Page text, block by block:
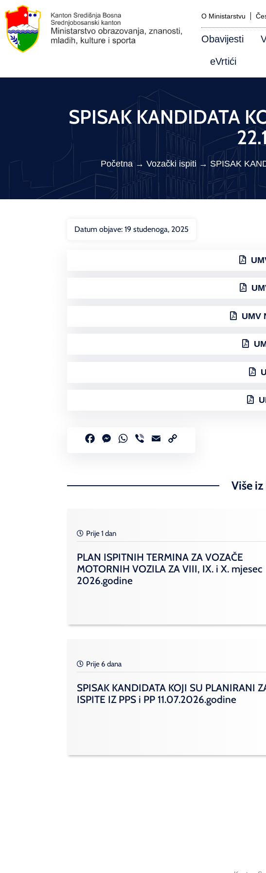
O Ministarstvu
Obavijesti
eVrtići
SPISAK KANDIDATA
Početna→ Vozački ispiti → SPISAK
Datum objave: 19 studenoga, 2025
UMV
FacebookMessenger
WhatsApp
Viber Email
Više
Prije 1 dan
PLAN ISPITNIH TERMINA ZA VOZAČE
MOTORNIH VOZILA ZA VIII, IX. i X. mjesec
2026.godine
Prije 6 dana
SPISAK KANDIDATA KOJI SU PLANIRANI
ISPITE IZ PPS i PP 11.07.2026.godine